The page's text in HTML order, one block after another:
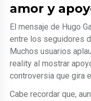
amor y
El mensaje de Hugo
entre los seguidores
Muchos usuarios
reality al mostrar
controversia que gira
Cabe recordar que,